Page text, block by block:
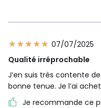
07/07/2025
Qualité irréprochable
J’en suis très contente
bonne tenue. Je l’ai
Je recommande ce